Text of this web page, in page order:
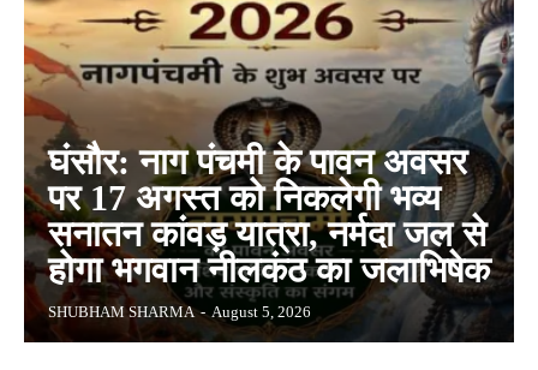
घंसौर: नाग पंचमी के पावन अवसर
पर 17 अगस्त को निकलेगी भव्य
सनातन कांवड़ यात्रा, नर्मदा जल से
होगा भगवान नीलकंठ का जलाभिषेक
SHUBHAM SHARMA - August 5, 2026